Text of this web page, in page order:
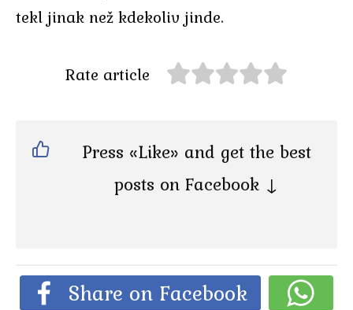
tekl jinak než kdekoliv jinde.
Rate article
Press «Like» and get the best
posts on Facebook ↓
Share on Facebook